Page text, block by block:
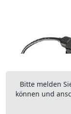
Bitte melden
können und